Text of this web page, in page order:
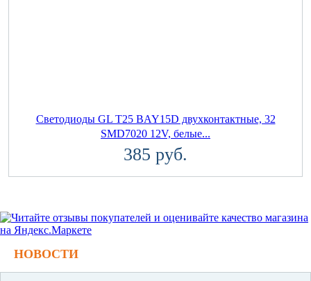
Светодиоды GL T25 BAY15D двухконтактные, 32
SMD7020 12V, белые...
385 руб.
НОВОСТИ